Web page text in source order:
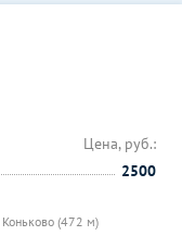
Коньково (472 м)
Цена, руб.:
2500